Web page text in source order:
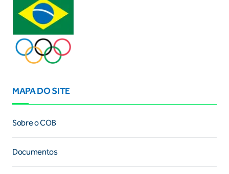
MAPA DO SITE
Sobre o COB
Documentos